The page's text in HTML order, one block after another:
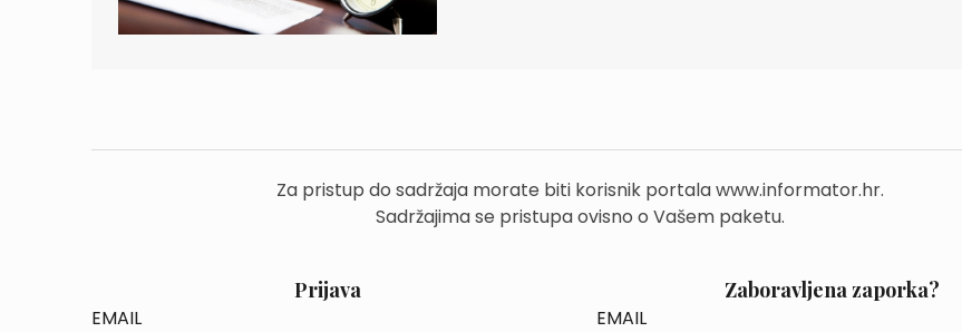
Za pristup do sadržaja morate biti korisnik portala www.informator.hr.
Sadržajima se pristupa ovisno o Vašem paketu.
Prijava
EMAIL
Zaboravljena zaporka?
EMAIL